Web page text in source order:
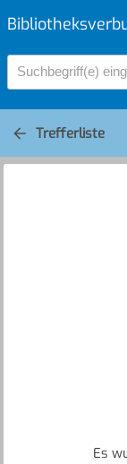
Suchbegriff(e)
Trefferliste
Es